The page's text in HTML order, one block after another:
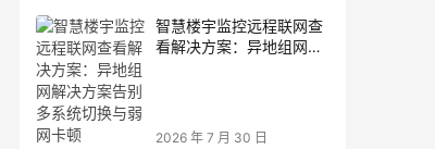
智慧楼宇监控远程联网查
看解决方案：异地组网解
2026 年 7 月 30 日